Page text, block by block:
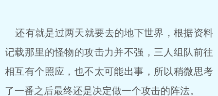
还有就是过两天就要去的地下世界，根据资料
记载那里的怪物的攻击力并不强，三人组队前往
相互有个照应，也不太可能出事，所以稍微思考
了一番之后最终还是决定做一个攻击的阵法。